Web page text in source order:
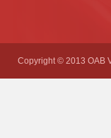
Copyright © 2013 OAB